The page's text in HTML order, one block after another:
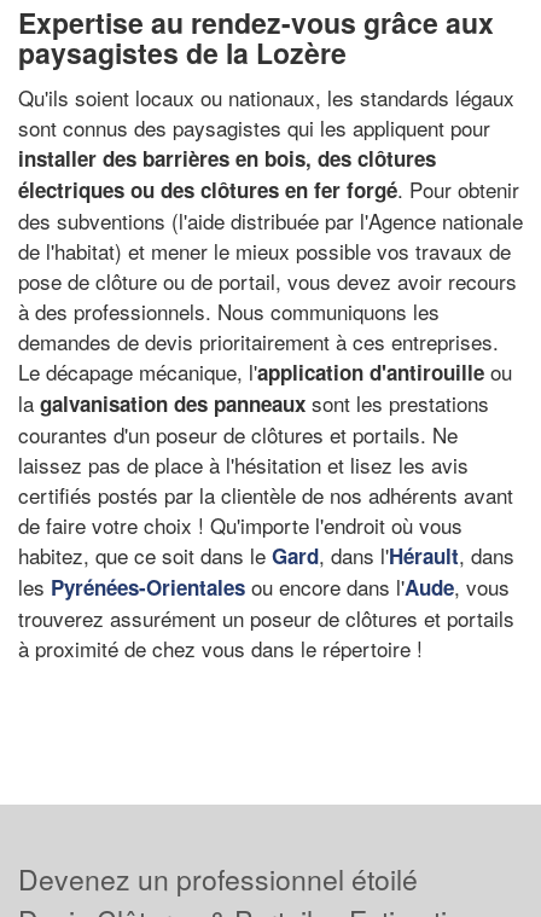
Expertise au rendez-vous grâce aux
paysagistes de la Lozère
Qu'ils soient locaux ou nationaux, les standards légaux
sont connus des paysagistes qui les appliquent pour
installer des barrières en bois, des clôtures
électriques ou des clôtures en fer forgé. Pour obtenir
des subventions (l'aide distribuée par l'Agence nationale
de l'habitat) et mener le mieux possible vos travaux de
pose de clôture ou de portail, vous devez avoir recours
à des professionnels. Nous communiquons les
demandes de devis prioritairement à ces entreprises.
Le décapage mécanique, l'application d'antirouille ou
la galvanisation des panneaux sont les prestations
courantes d'un poseur de clôtures et portails. Ne
laissez pas de place à l'hésitation et lisez les avis
certifiés postés par la clientèle de nos adhérents avant
de faire votre choix ! Qu'importe l'endroit où vous
habitez, que ce soit dans le Gard, dans l'Hérault, dans
les Pyrénées-Orientales ou encore dans l'Aude, vous
trouverez assurément un poseur de clôtures et portails
à proximité de chez vous dans le répertoire !
Devenez un professionnel étoilé